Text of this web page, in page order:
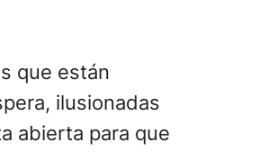
que están
ilusionadas
abierta para que